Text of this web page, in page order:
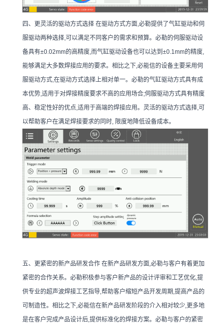
四、更灵活的驱动方式选择 在驱动方式方面,必勒提供了气缸驱动和伺
服驱动两种选择,可以满足不同客户的需求和预算。必勒的伺服驱动设
备具有±0.02mm的高精度,而气缸驱动设备也可以达到±0.1mm的精度,
能够满足大多数焊接应用的要求。相比之下,必能信的设备主要采用伺
服驱动方式,在驱动方式选择上相对单一。必勒的气缸驱动方式具有成
本优势,适用于对焊接精度要求不高的应用场合;伺服驱动方式具有精度
高、稳定性好的优点,适用于高端的焊接应用。灵活的驱动方式选择,可
以帮助客户在满足焊接要求的同时, 限度地降低设备成本。
五、更紧密的新产品研发合作 在新产品研发方面,必勒与客户有着更加
紧密的合作关系。必勒积极参与客户新产品的设计评审和工艺优化,提
供专业的超声波焊接工艺指导,帮助客户缩短产品开发周期,提高产品的
可制造性。相比之下,必能信在新产品研发阶段的介入相对较少,更多地
是在客户完成产品设计后,提供标准化的焊接方案。必勒与客户的紧密